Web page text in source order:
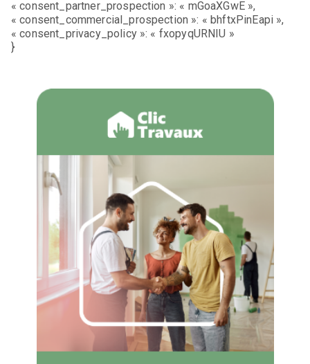
« consent_partner_prospection »: « mGoaXGwE »,
« consent_commercial_prospection »: « bhftxPinEapi »,
« consent_privacy_policy »: « fxopyqURNIU »
}